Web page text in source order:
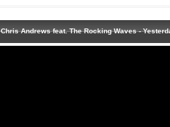
Chris Andrews feat. The Rocking Waves -